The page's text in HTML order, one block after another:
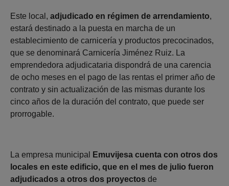
Este local, adjudicado en régimen de arrendamiento,
estará destinado a la puesta en marcha de un
establecimiento de carnicería y productos precocinados,
que se denominará Carnicería Jiménez Ruiz. La
emprendedora adjudicataria dispondrá de una carencia
de ocho meses en el pago de las rentas el primer año de
contrato y sin actualización de las mismas durante los
cinco años de la duración del contrato, que puede ser
prorrogable.
La empresa municipal
Emuvijesa cuenta con otros dos
locales en este edificio, que en el mes de julio fueron
adjudicados a otros dos proyectos de